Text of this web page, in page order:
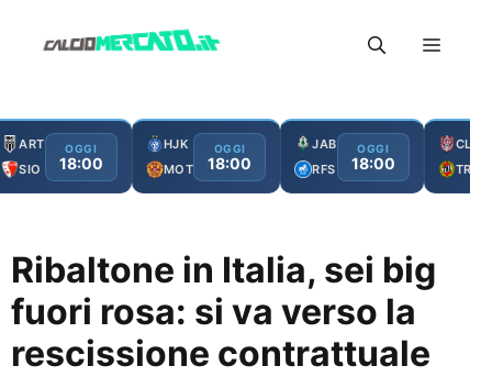
Menu
ART
SIO
OGGI
18:00
HJK
MOT
OGGI
18:00
JAB
RFS
OGGI
18:00
CLJ
TRO
Ribaltone in Italia, sei big
fuori rosa: si va verso la
rescissione contrattuale